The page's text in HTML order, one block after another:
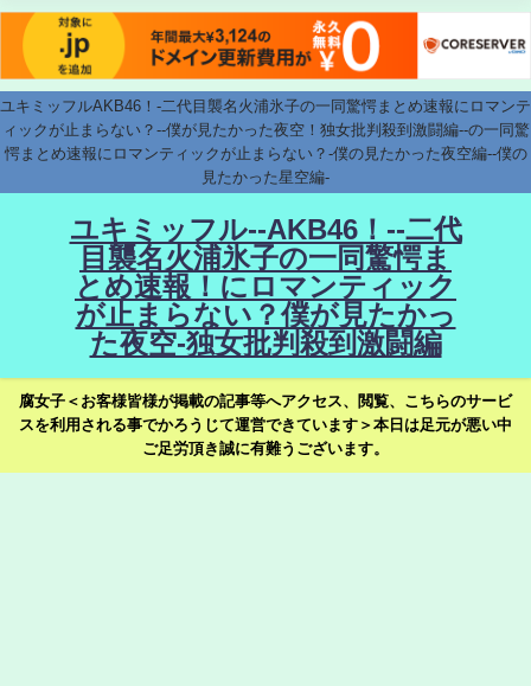
ユキミッフルAKB46！-二代目襲名火浦氷子の一同驚愕まとめ速報にロマンテ
ィックが止まらない？--僕が見たかった夜空！独女批判殺到激闘編--の一同驚
愕まとめ速報にロマンティックが止まらない？-僕の見たかった夜空編--僕の
見たかった星空編-
ユキミッフル--AKB46！--二代
目襲名火浦氷子の一同驚愕ま
とめ速報！にロマンティック
が止まらない？僕が見たかっ
た夜空-独女批判殺到激闘編
腐女子＜お客様皆様が掲載の記事等へアクセス、閲覧、こちらのサービ
スを利用される事でかろうじて運営できています＞本日は足元が悪い中
ご足労頂き誠に有難うございます。